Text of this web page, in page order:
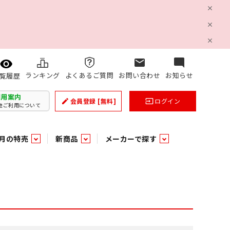
履歴 ランキング よくあるご質問
mail
お問い合わせ
mode_comment
お知らせ
案内
ご利用について create 会員登録 [無料] inputログイン
文具 玩具 スポーツ用品
家庭補修
の特売 新商品 メーカーで探す